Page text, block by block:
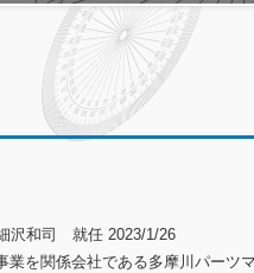
和司 就任 2023/1/26
を関係会社である多摩川パーツ